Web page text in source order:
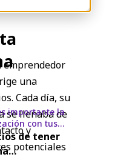
emprendedor
una
Cada día, su
se llenaba de
y
potenciales
importante la
con tus
de tener